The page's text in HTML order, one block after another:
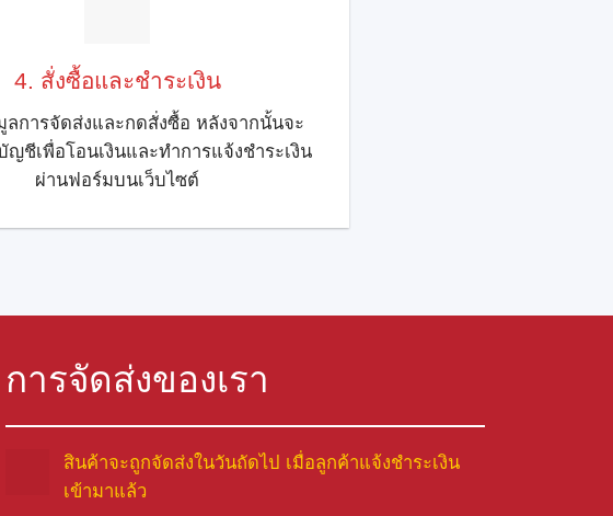
4. สั่งซื้อและชำระเงิน
ลการจัดส่งและกดสั่งซื้อ หลังจากนั้นจะ
ญชีเพื่อโอนเงินและทำการแจ้งชำระเงิน
ผ่านฟอร์มบนเว็บไซต์
การจัดส่งของเรา
สินค้าจะถูกจัดส่งในวันถัดไป เมื่อลูกค้าแจ้งชำระเงิน
เข้ามาแล้ว